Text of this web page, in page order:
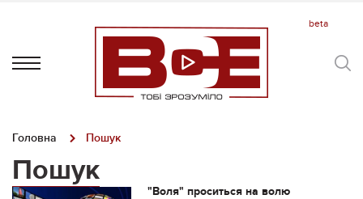
Головна Пошук
Пошук
"Воля" проситься на волю